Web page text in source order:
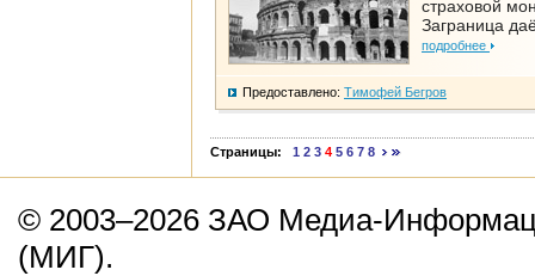
страховой
Заграница
подробнее
Предоставлено: Тимофей Бегров
Страницы: 1 2 3 4 5 6 7 8
© 2003–2026 ЗАО Медиа-
(МИГ).